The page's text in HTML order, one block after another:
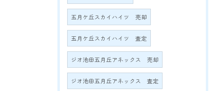
五月ケ丘スカイハイツ 売却
五月ケ丘スカイハイツ 査定
ジオ池田五月丘アネックス 売却
ジオ池田五月丘アネックス 査定